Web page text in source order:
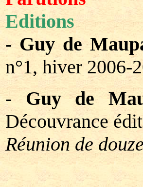
Editions
- Guy de
n°1, hiver 2006-
- Guy de
Découvrance
Réunion de